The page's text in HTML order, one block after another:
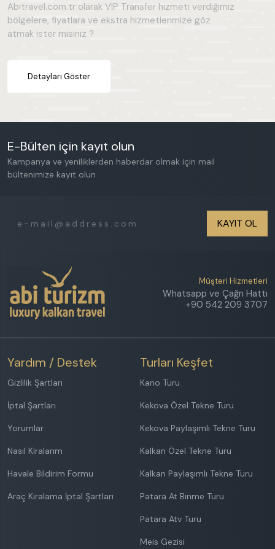
Abitravel.com.tr olarak VIP Transfer hizmeti verdiğimiz
bölgelere, fiyatlara ve ekstra hizmetlerimize göz
atmak ister misiniz ?
Detayları Göster
E-Bülten için kayıt olun
Kampanya ve yeniliklerden haberdar olmak için mail
bültenimize kayıt olun
KAYIT OL
Müşteri Hizmetleri
Whatsapp ve Çağrı Hattı
+90 542 209 3707
Yardım / Destek
Gizlilik Şartları
İptal Şartları
Yorumlar
Nasıl Kiralarım
Havale Bildirim Formu
Araç Kiralama İptal Şartları
Turları Keşfet
Kano Turu
Kekova Özel Tekne Turu
Kekova Paylaşımlı Tekne Turu
Kalkan Özel Tekne Turu
Kalkan Paylaşımlı Tekne Turu
Patara At Binme Turu
Patara Atv Turu
Meis Gezisi